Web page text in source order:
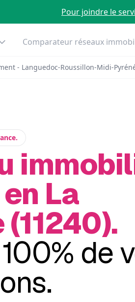
Pour joindre le
Comparateur réseaux
- Languedoc-Roussillon-Midi-
La
de